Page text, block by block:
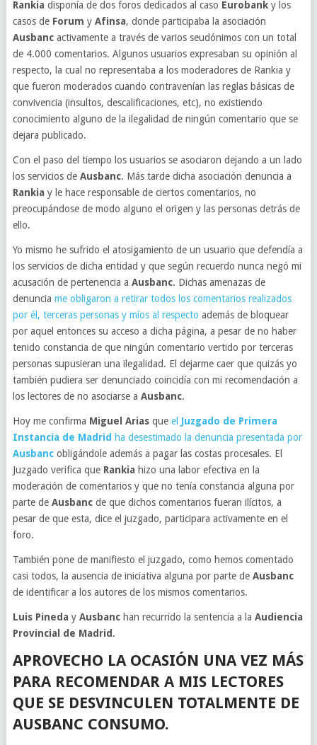
Rankia disponía de dos foros dedicados al caso Eurobanky los
casos de Forum y Afinsa, donde participaba la asociación
Ausbancactivamente a través de varios seudónimos con un total
de 4.000 comentarios. Algunos usuarios expresaban su opinión al
respecto, la cual no representaba a los moderadores de Rankia y
que fueron moderados cuando contravenían las reglas básicas de
convivencia (insultos, descalificaciones, etc), no existiendo
conocimiento alguno de la ilegalidad de ningún comentario que se
dejara publicado.
Con el paso del tiempo los usuarios se asociaron dejando a un lado
los servicios de Ausbanc. Más tarde dicha asociación denuncia a
Rankia y le hace responsable de ciertos comentarios, no
preocupándose de modo alguno el origen y las personas detrás de
ello.
Yo mismo he sufrido el atosigamiento de un usuario que defendía a
los servicios de dicha entidad y que según recuerdo nunca negó mi
acusación de pertenencia a Ausbanc. Dichas amenazas de
denuncia me obligaron a retirar todos los comentarios realizados
por él, terceras personas y míos al respecto además de bloquear
por aquel entonces su acceso a dicha página, a pesar de no haber
tenido constancia de que ningún comentario vertido por terceras
personas supusieran una ilegalidad. El dejarme caer que quizás yo
también pudiera ser denunciado coincidía con mi recomendación a
los lectores de no asociarse a Ausbanc.
Hoy me confirma Miguel Ariasque el Juzgado de Primera
Instancia de Madrid ha desestimado la denuncia presentada por
Ausbancobligándole además a pagar las costas procesales. El
Juzgado verifica que Rankia hizo una labor efectiva en la
moderación de comentarios y que no tenía constancia alguna por
parte de Ausbancde que dichos comentarios fueran ilícitos, a
pesar de que esta, dice el juzgado, participara activamente en el
foro.
También pone de manifiesto el juzgado, como hemos comentado
casi todos, la ausencia de iniciativa alguna por parte de Ausbanc
de identificar a los autores de los mismos comentarios.
Luis Pineda y Ausbanchan recurrido la sentencia a la Audiencia
Provincial de Madrid .
APROVECHO LA OCASIÓN UNA VEZ MÁS
PARA RECOMENDAR A MIS LECTORES
QUE SE DESVINCULEN TOTALMENTE DE
AUSBANC CONSUMO.